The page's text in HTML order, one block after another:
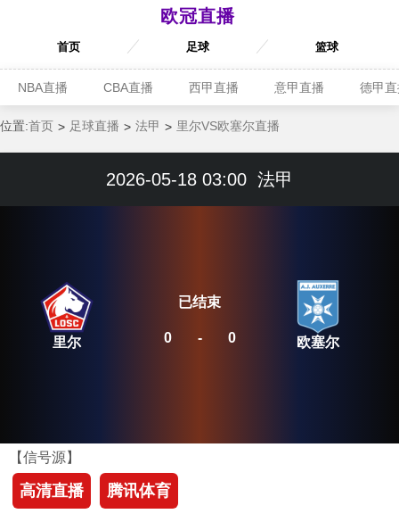
欧冠直播
首页 足球 篮球
NBA直播 CBA直播 西甲直播 意甲直播 德甲
位置:首页 足球直播 法甲 里尔VS欧塞尔直播
2026-05-18 03:00 法甲
里尔 0 - 0
已结束
欧塞尔
【信号源】
高清直播 腾讯体育